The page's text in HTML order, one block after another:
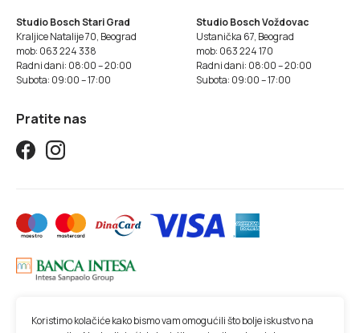
Studio Bosch Stari Grad
Kraljice Natalije 70, Beograd
mob: 063 224 338
Radni dani: 08:00 – 20:00
Subota: 09:00 – 17:00
Studio Bosch Voždovac
Ustanička 67, Beograd
mob: 063 224 170
Radni dani: 08:00 – 20:00
Subota: 09:00 – 17:00
Pratite nas
Koristimo kolačiće kako bismo vam omogućili što bolje iskustvo na